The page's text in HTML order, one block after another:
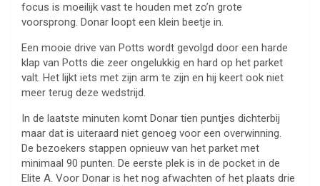
focus is moeilijk vast te houden met zo’n grote
voorsprong. Donar loopt een klein beetje in.
Een mooie drive van Potts wordt gevolgd door een harde
klap van Potts die zeer ongelukkig en hard op het parket
valt. Het lijkt iets met zijn arm te zijn en hij keert ook niet
meer terug deze wedstrijd.
In de laatste minuten komt Donar tien puntjes dichterbij
maar dat is uiteraard niet genoeg voor een overwinning.
De bezoekers stappen opnieuw van het parket met
minimaal 90 punten. De eerste plek is in de pocket in de
Elite A. Voor Donar is het nog afwachten of het plaats drie